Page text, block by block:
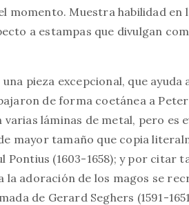
momento. Muestra habilidad en
a estampas que divulgan
pieza excepcional, que ayuda
de forma coetánea a Peter
varias láminas de metal, pero es
mayor tamaño que copia
Pontius (1603-1658); y por citar
adoración de los magos se
de Gerard Seghers (1591-